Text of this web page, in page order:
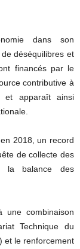
dans son
de déséquilibres et
financés par le
contributive à
et apparaît ainsi
2018, un record
de collecte des
la balance des
une combinaison
Technique du
et le renforcement